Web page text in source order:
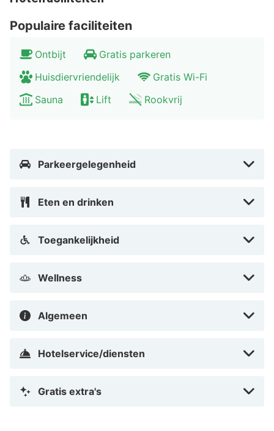
domkerk.
Populaire faciliteiten
Ontbijt
Gratis parkeren
Huisdiervriendelijk
Gratis Wi-Fi
Sauna
Lift Rookvrij
Parkeergelegenheid
Eten en drinken
Toegankelijkheid
Wellness
Algemeen
Hotelservice/diensten
Gratis extra's